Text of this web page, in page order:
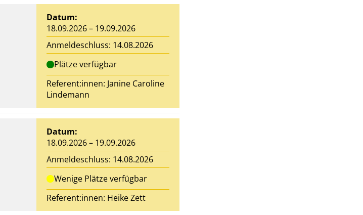
Datum:
18.09.2026 – 19.09.2026
Anmeldeschluss: 14.08.2026
Plätze verfügbar
Referent:innen: Janine Caroline
Lindemann
Datum:
18.09.2026 – 19.09.2026
Anmeldeschluss: 14.08.2026
Wenige Plätze verfügbar
Referent:innen: Heike Zett